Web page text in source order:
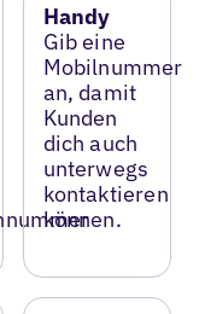
Handy
Gib eine
Mobilnummer
an, damit
Kunden
dich auch
unterwegs
kontaktieren
können.